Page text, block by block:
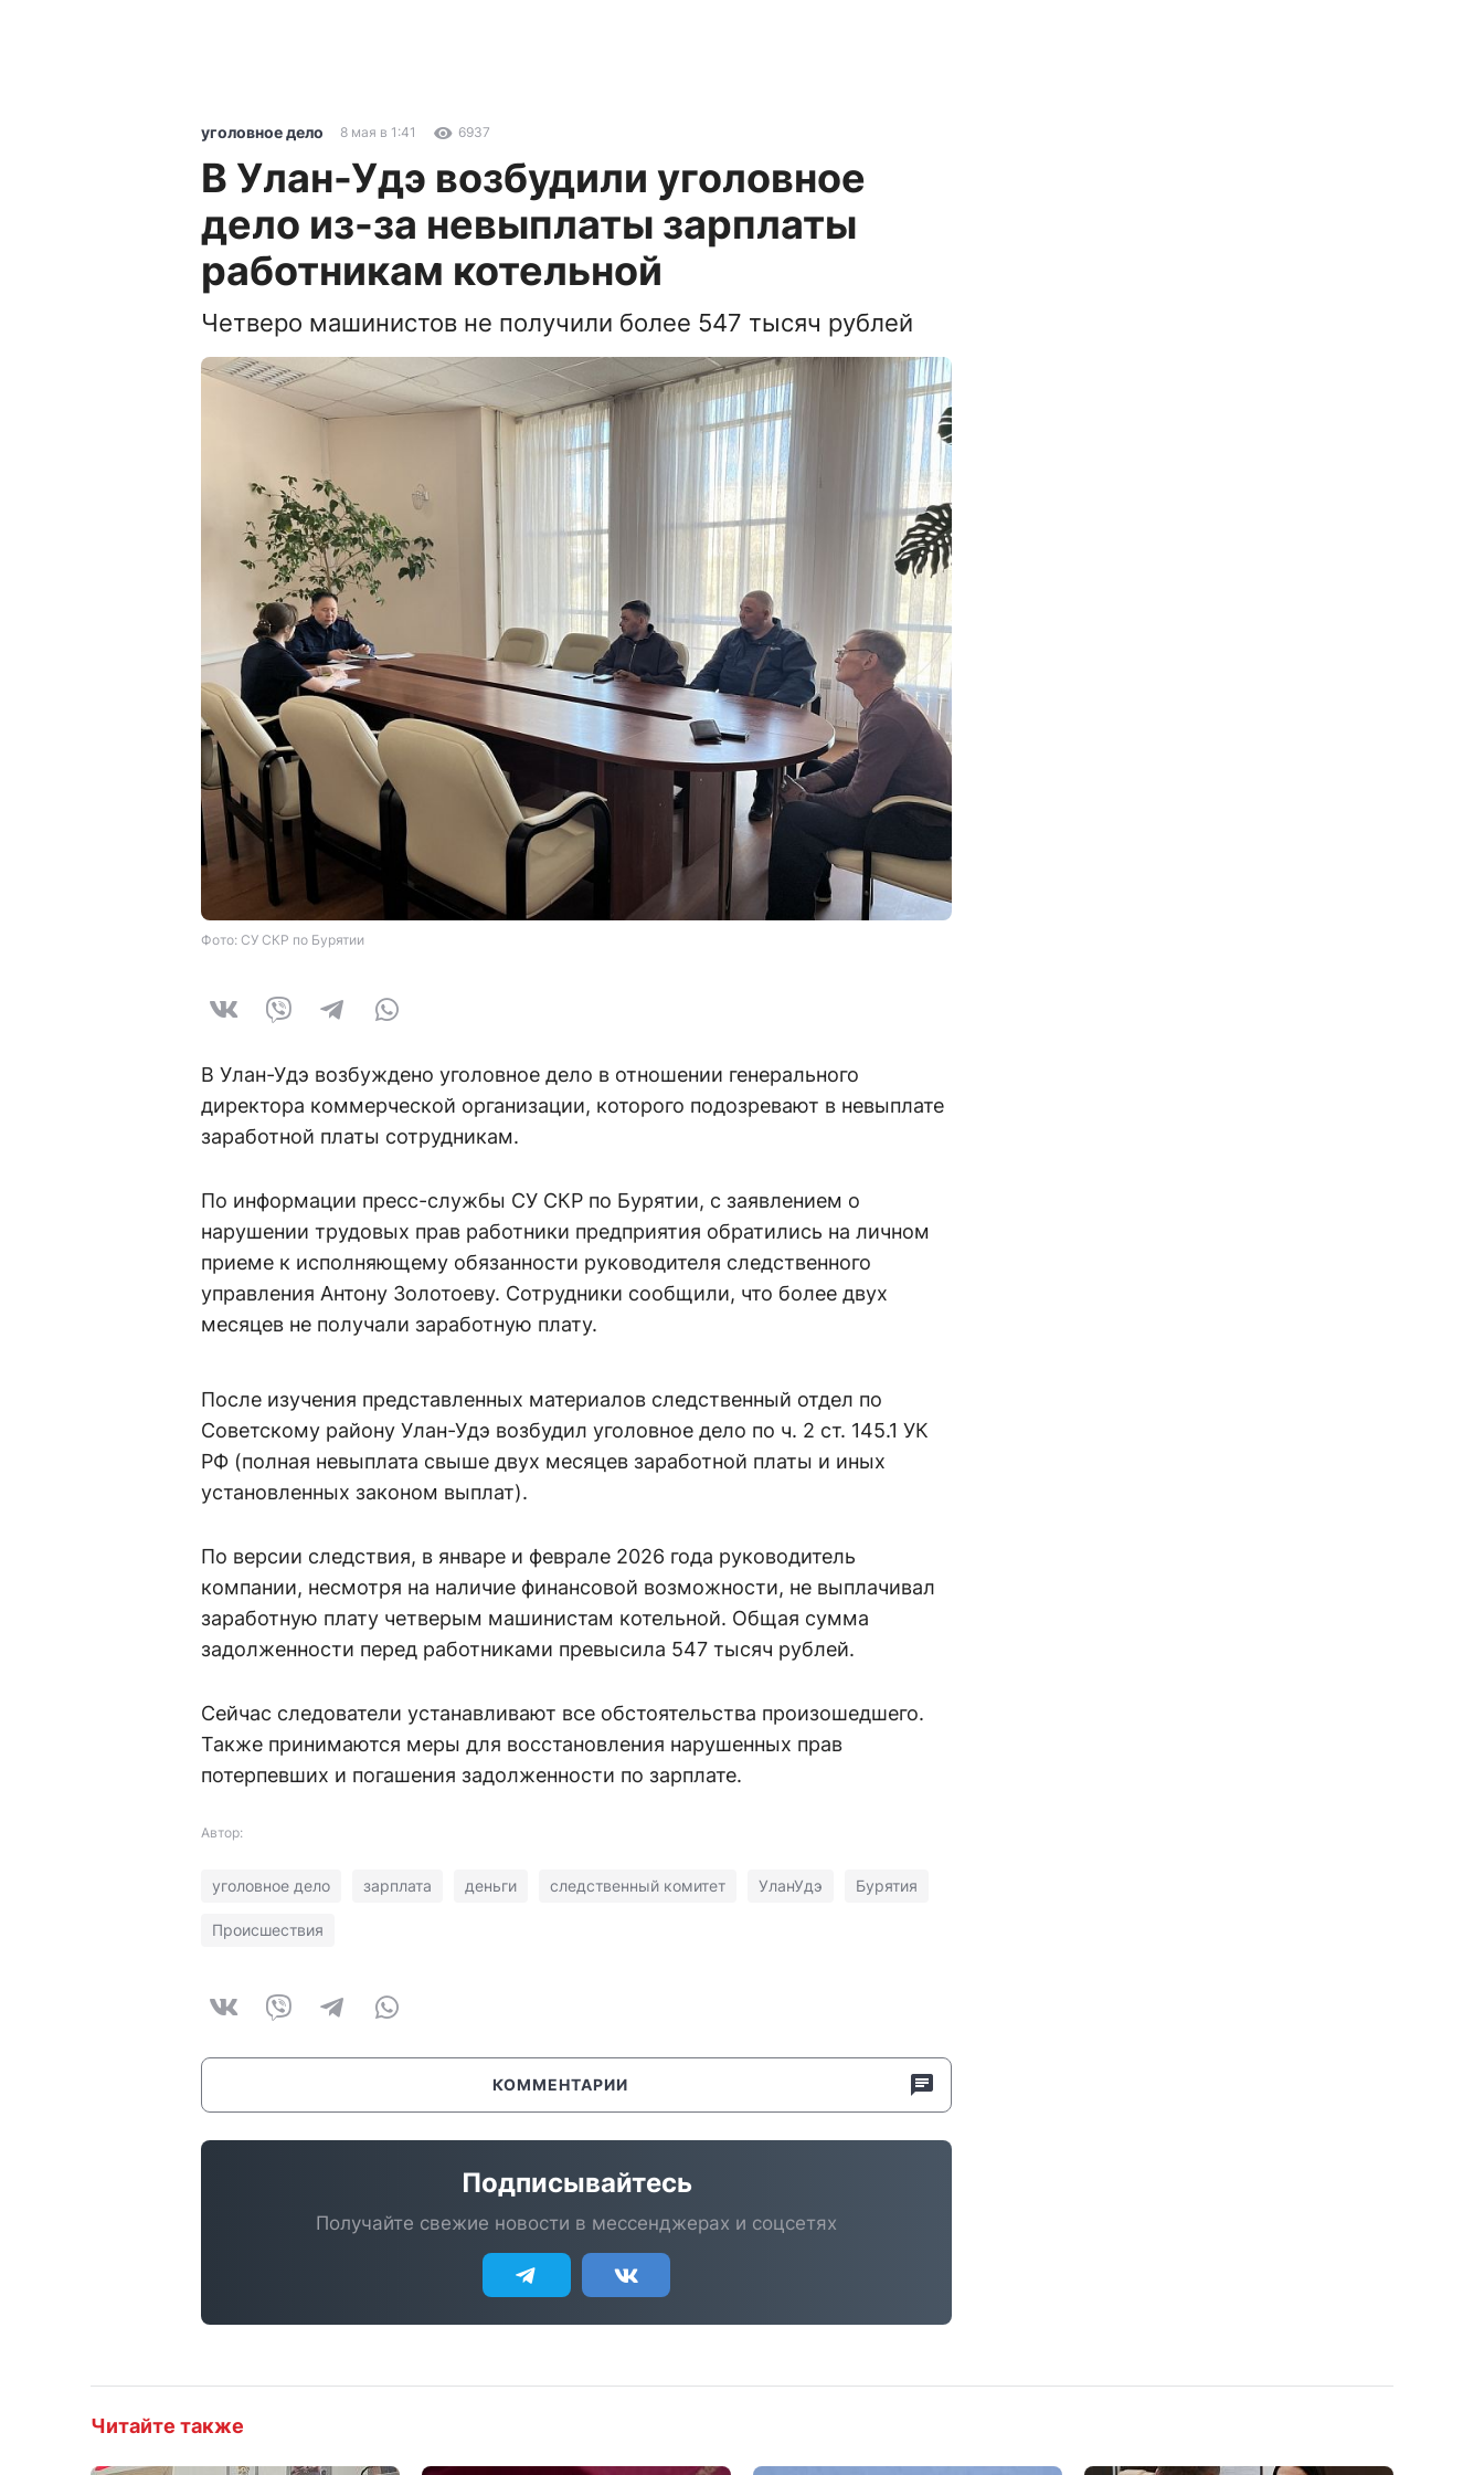
уголовное дело 8 мая в 1:41 6937
В Улан-Удэ возбудили уголовное
дело из-за невыплаты зарплаты
работникам котельной
Четверо машинистов не получили более 547 тысяч рублей
Фото: СУ СКР по Бурятии
В Улан-Удэ возбуждено уголовное дело в отношении генерального
директора коммерческой организации, которого подозревают в невыплате
заработной платы сотрудникам.
По информации пресс-службы СУ СКР по Бурятии, с заявлением о
нарушении трудовых прав работники предприятия обратились на личном
приеме к исполняющему обязанности руководителя следственного
управления Антону Золотоеву. Сотрудники сообщили, что более двух
месяцев не получали заработную плату.
После изучения представленных материалов следственный отдел по
Советскому району Улан-Удэ возбудил уголовное дело по ч. 2 ст. 145.1 УК
РФ (полная невыплата свыше двух месяцев заработной платы и иных
установленных законом выплат).
По версии следствия, в январе и феврале 2026 года руководитель
компании, несмотря на наличие финансовой возможности, не выплачивал
заработную плату четверым машинистам котельной. Общая сумма
задолженности перед работниками превысила 547 тысяч рублей.
Сейчас следователи устанавливают все обстоятельства произошедшего.
Также принимаются меры для восстановления нарушенных прав
потерпевших и погашения задолженности по зарплате.
Автор:
уголовное дело зарплата деньги следственный комитет УланУдэ Бурятия
Происшествия
КОММЕНТАРИИ
Подписывайтесь
Получайте свежие новости в мессенджерах и соцсетях
Читайте также